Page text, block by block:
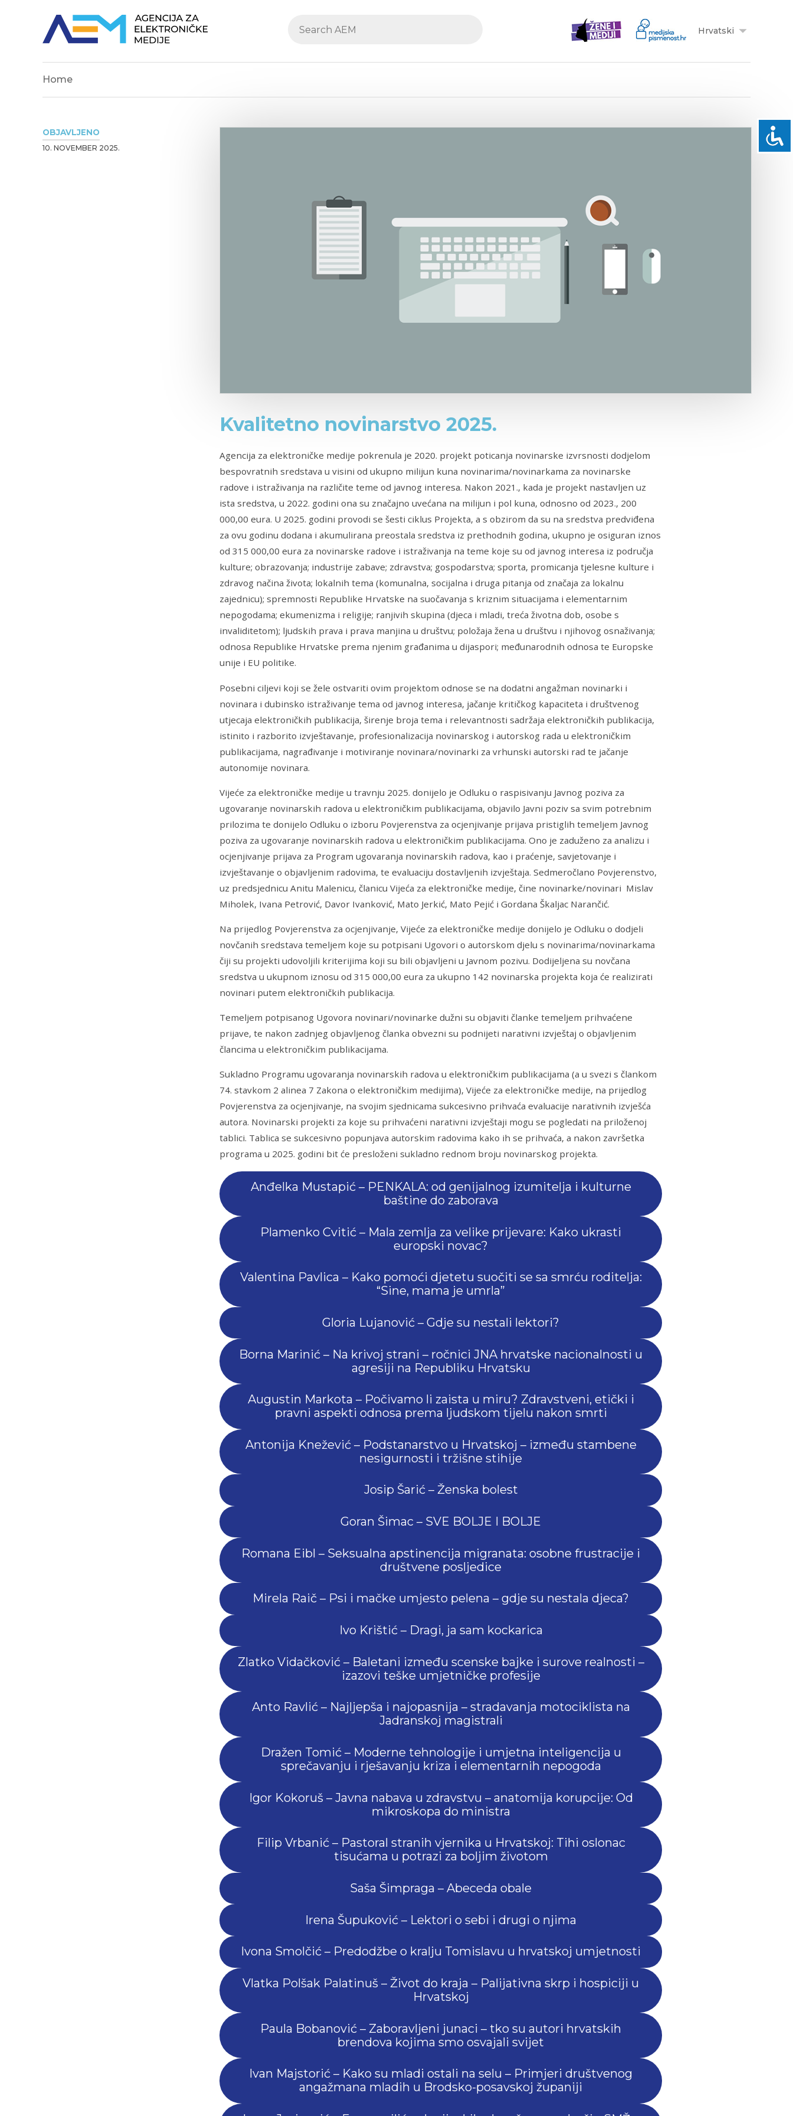
Hrvatski
Home
OBJAVLJENO
10. NOVEMBER 2025.
Kvalitetno novinarstvo 2025.
Agencija za elektroničke medije pokrenula je 2020. projekt poticanja novinarske izvrsnosti dodjelom
bespovratnih sredstava u visini od ukupno milijun kuna novinarima/novinarkama za novinarske
radove i istraživanja na različite teme od javnog interesa. Nakon 2021., kada je projekt nastavljen uz
ista sredstva, u 2022. godini ona su značajno uvećana na milijun i pol kuna, odnosno od 2023., 200
000,00 eura. U 2025. godini provodi se šesti ciklus Projekta, a s obzirom da su na sredstva predviđena
za ovu godinu dodana i akumulirana preostala sredstva iz prethodnih godina, ukupno je osiguran iznos
od 315 000,00 eura za novinarske radove i istraživanja na teme koje su od javnog interesa iz područja
kulture; obrazovanja; industrije zabave; zdravstva; gospodarstva; sporta, promicanja tjelesne kulture i
zdravog načina života; lokalnih tema (komunalna, socijalna i druga pitanja od značaja za lokalnu
zajednicu); spremnosti Republike Hrvatske na suočavanja s kriznim situacijama i elementarnim
nepogodama; ekumenizma i religije; ranjivih skupina (djeca i mladi, treća životna dob, osobe s
invaliditetom); ljudskih prava i prava manjina u društvu; položaja žena u društvu i njihovog osnaživanja;
odnosa Republike Hrvatske prema njenim građanima u dijaspori; međunarodnih odnosa te Europske
unije i EU politike.
Posebni ciljevi koji se žele ostvariti ovim projektom odnose se na dodatni angažman novinarki i
novinara i dubinsko istraživanje tema od javnog interesa, jačanje kritičkog kapaciteta i društvenog
utjecaja elektroničkih publikacija, širenje broja tema i relevantnosti sadržaja elektroničkih publikacija,
istinito i razborito izvještavanje, profesionalizacija novinarskog i autorskog rada u elektroničkim
publikacijama, nagrađivanje i motiviranje novinara/novinarki za vrhunski autorski rad te jačanje
autonomije novinara.
Vijeće za elektroničke medije u travnju 2025. donijelo je Odluku o raspisivanju Javnog poziva za
ugovaranje novinarskih radova u elektroničkim publikacijama, objavilo Javni poziv sa svim potrebnim
prilozima te donijelo Odluku o izboru Povjerenstva za ocjenjivanje prijava pristiglih temeljem Javnog
poziva za ugovaranje novinarskih radova u elektroničkim publikacijama. Ono je zaduženo za analizu i
ocjenjivanje prijava za Program ugovaranja novinarskih radova, kao i praćenje, savjetovanje i
izvještavanje o objavljenim radovima, te evaluaciju dostavljenih izvještaja. Sedmeročlano Povjerenstvo,
uz predsjednicu Anitu Malenicu, članicu Vijeća za elektroničke medije, čine novinarke/novinari Mislav
Miholek, Ivana Petrović, Davor Ivanković, Mato Jerkić, Mato Pejić i Gordana Škaljac Narančić.
Na prijedlog Povjerenstva za ocjenjivanje, Vijeće za elektroničke medije donijelo je Odluku o dodjeli
novčanih sredstava temeljem koje su potpisani Ugovori o autorskom djelu s novinarima/novinarkama
čiji su projekti udovoljili kriterijima koji su bili objavljeni u Javnom pozivu. Dodijeljena su novčana
sredstva u ukupnom iznosu od 315 000,00 eura za ukupno 142 novinarska projekta koja će realizirati
novinari putem elektroničkih publikacija.
Temeljem potpisanog Ugovora novinari/novinarke dužni su objaviti članke temeljem prihvaćene
prijave, te nakon zadnjeg objavljenog članka obvezni su podnijeti narativni izvještaj o objavljenim
člancima u elektroničkim publikacijama.
Sukladno Programu ugovaranja novinarskih radova u elektroničkim publikacijama (a u svezi s člankom
74. stavkom 2 alinea 7 Zakona o elektroničkim medijima), Vijeće za elektroničke medije, na prijedlog
Povjerenstva za ocjenjivanje, na svojim sjednicama sukcesivno prihvaća evaluacije narativnih izvješća
autora. Novinarski projekti za koje su prihvaćeni narativni izvještaji mogu se pogledati na priloženoj
tablici. Tablica se sukcesivno popunjava autorskim radovima kako ih se prihvaća, a nakon završetka
programa u 2025. godini bit će presloženi sukladno rednom broju novinarskog projekta.
Anđelka Mustapić – PENKALA: od genijalnog izumitelja i kulturne
baštine do zaborava
Plamenko Cvitić – Mala zemlja za velike prijevare: Kako ukrasti
europski novac?
Valentina Pavlica – Kako pomoći djetetu suočiti se sa smrću roditelja:
“Sine, mama je umrla”
Gloria Lujanović – Gdje su nestali lektori?
Borna Marinić – Na krivoj strani – ročnici JNA hrvatske nacionalnosti u
agresiji na Republiku Hrvatsku
Augustin Markota – Počivamo li zaista u miru? Zdravstveni, etički i
pravni aspekti odnosa prema ljudskom tijelu nakon smrti
Antonija Knežević – Podstanarstvo u Hrvatskoj – između stambene
nesigurnosti i tržišne stihije
Josip Šarić – Ženska bolest
Goran Šimac – SVE BOLJE I BOLJE
Romana Eibl – Seksualna apstinencija migranata: osobne frustracije i
društvene posljedice
Mirela Raič – Psi i mačke umjesto pelena – gdje su nestala djeca?
Ivo Krištić – Dragi, ja sam kockarica
Zlatko Vidačković – Baletani između scenske bajke i surove realnosti –
izazovi teške umjetničke profesije
Anto Ravlić – Najljepša i najopasnija – stradavanja motociklista na
Jadranskoj magistrali
Dražen Tomić – Moderne tehnologije i umjetna inteligencija u
sprečavanju i rješavanju kriza i elementarnih nepogoda
Igor Kokoruš – Javna nabava u zdravstvu – anatomija korupcije: Od
mikroskopa do ministra
Filip Vrbanić – Pastoral stranih vjernika u Hrvatskoj: Tihi oslonac
tisućama u potrazi za boljim životom
Saša Šimpraga – Abeceda obale
Irena Šupuković – Lektori o sebi i drugi o njima
Ivona Smolčić – Predodžbe o kralju Tomislavu u hrvatskoj umjetnosti
Vlatka Polšak Palatinuš – Život do kraja – Palijativna skrp i hospiciji u
Hrvatskoj
Paula Bobanović – Zaboravljeni junaci – tko su autori hrvatskih
brendova kojima smo osvajali svijet
Ivan Majstorić – Kako su mladi ostali na selu – Primjeri društvenog
angažmana mladih u Brodsko-posavskoj županiji